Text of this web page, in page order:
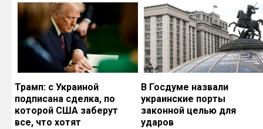
Трамп: с Украиной
подписана сделка, по
которой США заберут
все, что хотят
В Госдуме назвали
украинские порты
законной целью для
ударов